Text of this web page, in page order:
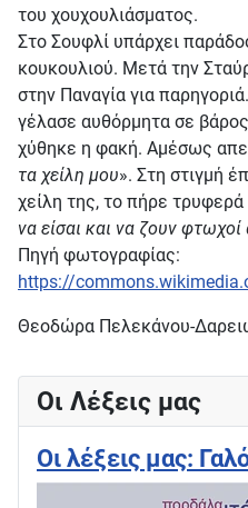
του χουχουλιάσματος.
Στο Σουφλί υπάρχει
κουκουλιού. Μετά την
στην Παναγία για
γέλασε αυθόρμητα σε
χύθηκε η φακή. Αμέσως
τα χείλη μου». Στη στιγμή
χείλη της, το πήρε τρυφερά
να είσαι και να ζουν
Πηγή φωτογραφίας:
https://
Θεοδώρα Πελεκάνου-
Οι Λέξεις μας
Οι λέξεις μας: